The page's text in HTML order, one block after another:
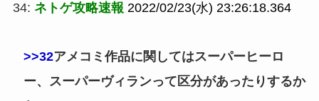
34: ネトゲ攻略速報 2022/02/23(水) 23:26:18.364
>>32アメコミ作品に関してはスーパーヒーロ
ー、スーパーヴィランって区分があったりするか